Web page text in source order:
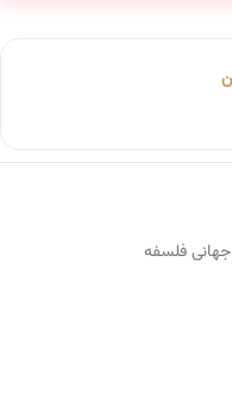
جهانی فلسفه